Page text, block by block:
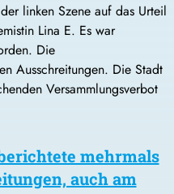
linken Szene auf das Urteil
Lina E. Es war
Die
Ausschreitungen. Die Stadt
Versammlungsverbot
mehrmals
auch am